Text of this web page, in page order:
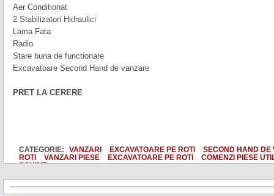
Aer Conditionat
2 Stabilizatori Hidraulici
L ama Fata
Radio
Stare buna de functionare
Excavatoare Second Hand de vanzare
PRET LA CERERE
CATEGORIE: VANZARI EXCAVATOARE PE ROTI
SECOND HAND DE
ROTI
VANZARI PIESE EXCAVATOARE PE ROTI
COMENZI PIESE
SCHIMB